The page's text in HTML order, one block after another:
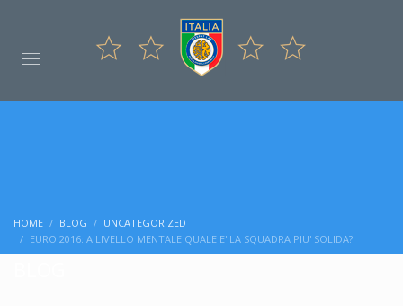
HOME BLOG
UNCATEGORIZED
EURO 2016: A LIVELLO MENTALE QUALE E' LA SQUADRA PIU' SOLIDA?